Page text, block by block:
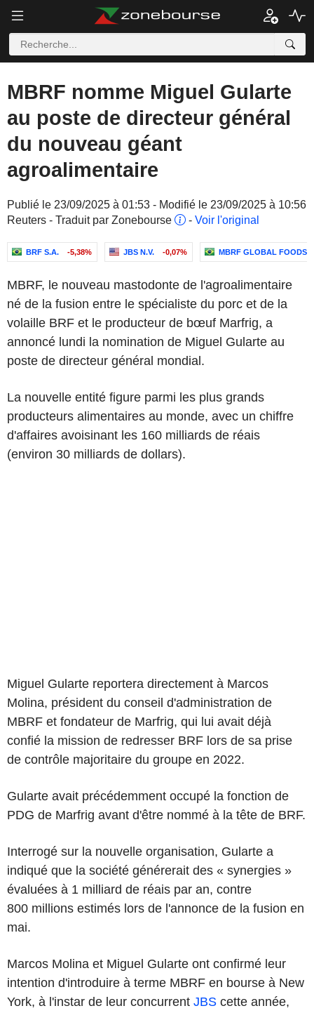
MBRF nomme Miguel Gularte
au poste de directeur général
du nouveau géant
agroalimentaire
Publié le 23/09/2025 à 01:53 - Modifié le 23/09/2025 à 10:56
Reuters - Traduit par Zonebourse
- Voir l'original
BRF S.A. -5,38% JBS N.V. -0,07% MBRF GLOBAL FOODS
MBRF, le nouveau mastodonte de l'agroalimentaire
né de la fusion entre le spécialiste du porc et de la
volaille BRF et le producteur de bœuf Marfrig, a
annoncé lundi la nomination de Miguel Gularte au
poste de directeur général mondial.
La nouvelle entité figure parmi les plus grands
producteurs alimentaires au monde, avec un chiffre
d'affaires avoisinant les 160 milliards de réais
(environ 30 milliards de dollars).
Miguel Gularte reportera directement à Marcos
Molina, président du conseil d'administration de
MBRF et fondateur de Marfrig, qui lui avait déjà
confié la mission de redresser BRF lors de sa prise
de contrôle majoritaire du groupe en 2022.
Gularte avait précédemment occupé la fonction de
PDG de Marfrig avant d'être nommé à la tête de BRF.
Interrogé sur la nouvelle organisation, Gularte a
indiqué que la société générerait des « synergies »
évaluées à 1 milliard de réais par an, contre
800 millions estimés lors de l'annonce de la fusion en
mai.
Marcos Molina et Miguel Gularte ont confirmé leur
intention d'introduire à terme MBRF en bourse à New
York, à l'instar de leur concurrent JBS cette année,